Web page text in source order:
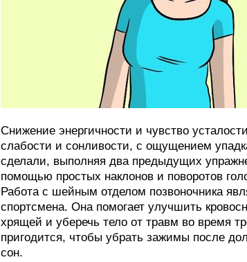
Снижение энергичности и чувство
слабости и сонливости, с ощущением
сделали, выполняя два предыдущих
помощью простых наклонов и поворотов
Работа с шейным отделом позвоночника
спортсмена. Она помогает улучшить
хрящей и уберечь тело от травм во время
пригодится, чтобы убрать зажимы после
сон.